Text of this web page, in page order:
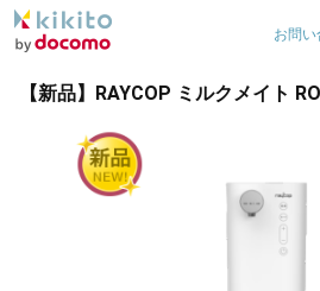
お問い
【新品】RAYCOP ミルクメイト